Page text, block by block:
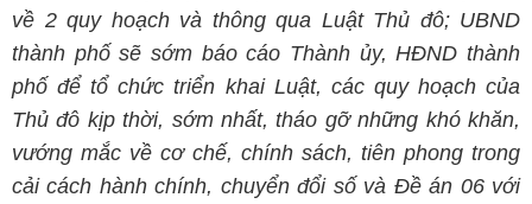
về 2 quy hoạch và thông qua Luật Thủ đô; UBND
thành phố sẽ sớm báo cáo Thành ủy, HĐND thành
phố để tổ chức triển khai Luật, các quy hoạch của
Thủ đô kịp thời, sớm nhất, tháo gỡ những khó khăn,
vướng mắc về cơ chế, chính sách, tiên phong trong
cải cách hành chính, chuyển đổi số và Đề án 06 với